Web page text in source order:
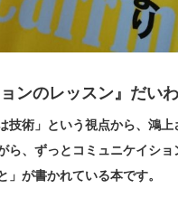
ンのレッスン』だい
技術」 という視点から、鴻上
ら、ずっとコミュニケイショ
」が書かれている本です。